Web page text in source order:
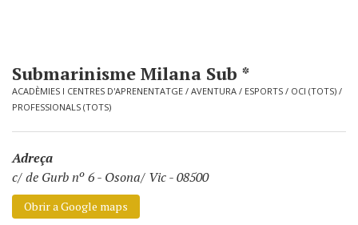
Submarinisme Milana Sub *
ACADÈMIES I CENTRES D'APRENENTATGE / AVENTURA / ESPORTS / OCI (TOTS) /
PROFESSIONALS (TOTS)
Adreça
c/ de Gurb nº 6- Osona/ Vic - 08500
Obrir a Google maps